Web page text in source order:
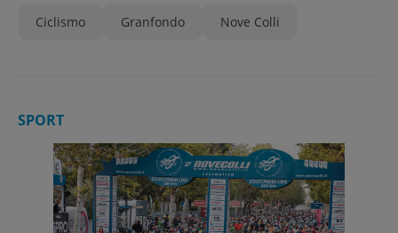
Ciclismo Granfondo Nove Colli
SPORT